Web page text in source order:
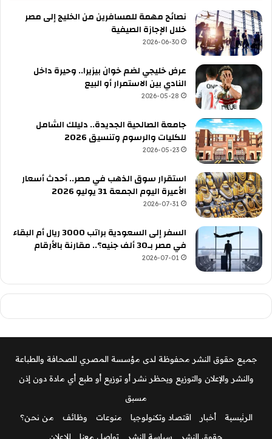
نصائح مهمة للمسافرين من الخليج إلى مصر
خلال الإجازة الصيفية
2026-06-30
عرض خليجي لضم خوان بيزيرا.. وحيرة داخل
النادي بين الاستمرار أو البيع
2026-05-28
جامعة الصالحية الجديدة.. دليلك الشامل
للكليات والرسوم وتنسيق 2026
2026-05-23
استقرار سوق الذهب في مصر.. أحدث أسعار
الأعيرة اليوم الجمعة 31 يوليو 2026
2026-07-31
السفر إلى السعودية براتب 3000 ريال أم البقاء
في مصر بـ30 ألف جنيه؟.. مقارنة بالأرقام
2026-07-01
جميع حقوق النشر محفوظة لدى مؤسسة المصري للصحافة والطباعة
والنشر والإعلان والتوزيع ويحظر نشر أو توزيع أو طبع أي مادة دون إذن
مسبق
الرئيسية
أخبار اقتصاد وتكنولوجيا منوعات وظائف
من نحن؟
حقوق النشر
سياسة النشر تواصل معنا للإعلان